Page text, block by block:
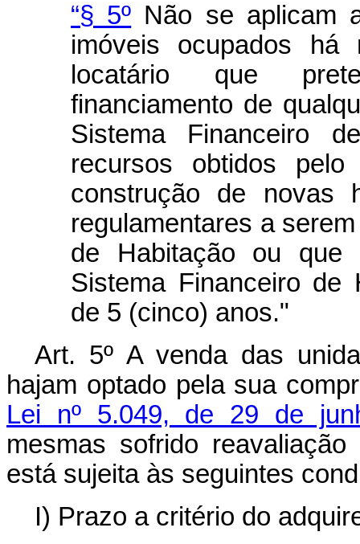
“§ 5º Não se aplicam
imóveis ocupados
locatário que
financiamento de
Sistema Financeiro
recursos obtidos
construção de novas
regulamentares a
de Habitação ou que
Sistema Financeiro de
de 5 (cinco) anos."
Art. 5º A venda das
hajam optado pela sua
Lei nº 5.049, de 29 de
mesmas sofrido
está sujeita às seguintes
I) Prazo a critério do